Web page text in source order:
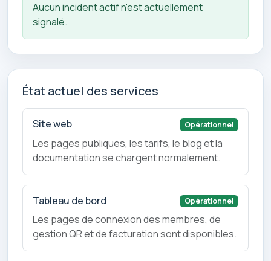
Aucun incident actif n'est actuellement
signalé.
État actuel des services
Site web Opérationnel
Les pages publiques, les tarifs, le blog et la
documentation se chargent normalement.
Tableau de bord Opérationnel
Les pages de connexion des membres, de
gestion QR et de facturation sont disponibles.